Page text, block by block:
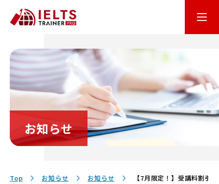
はじめての方へ
オンライン学習
コース・料金
講師・テキスト
お知らせ
Top お知らせ お知らせ 【7月限定！】受講料割引